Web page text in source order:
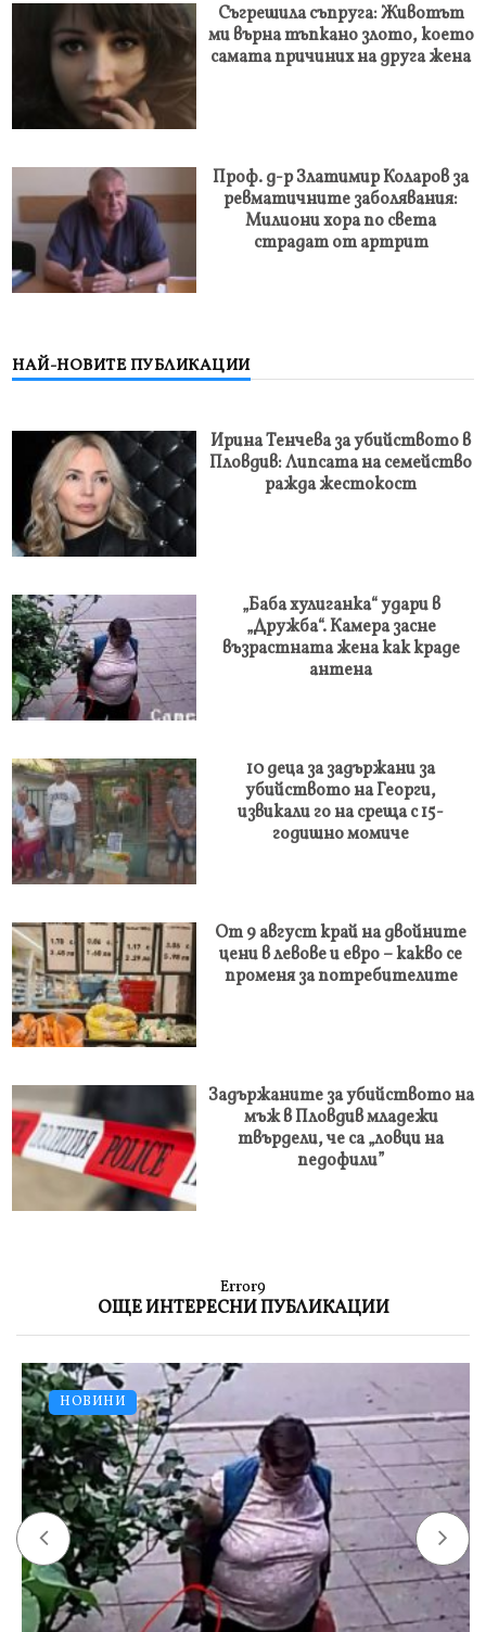
Съгрешила съпруга: Животът
ми върна тъпкано злото, което
самата причиних на друга жена
Проф. д-р Златимир Коларов за
ревматичните заболявания:
Милиони хора по света
страдат от артрит
НАЙ-НОВИТЕ ПУБЛИКАЦИИ
Ирина Тенчева за убийството в
Пловдив: Липсата на семейство
ражда жестокост
„Баба хулиганка“ удари в
„Дружба“. Камера засне
възрастната жена как краде
антена
10 деца за задържани за
убийството на Георги,
извикали го на среща с 15-
годишно момиче
От 9 август край на двойните
цени в левове и евро – какво се
променя за потребителите
Задържаните за убийството на
мъж в Пловдив младежи
твърдели, че са „ловци на
педофили”
Error9
ОЩЕ ИНТЕРЕСНИ ПУБЛИКАЦИИ
НОВИНИ